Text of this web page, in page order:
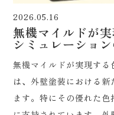
2026.05.16
無機マイルドが
シミュレーショ
無機マイルドが実現す
は、外壁塗装における
ます。特にその優れた